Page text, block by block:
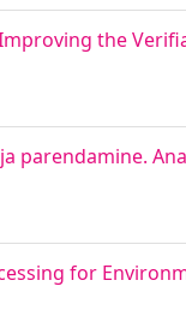
the
for